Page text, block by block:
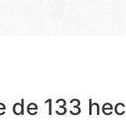
133